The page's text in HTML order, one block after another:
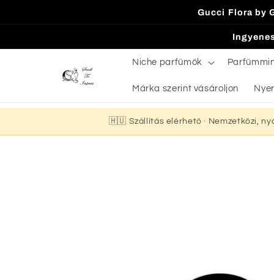
Gucci Flora by
Niche parfümök
Márka szerint vásároljon
🇭🇺 Szállítás elérhető · Nemzetközi,